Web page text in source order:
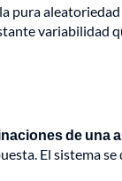
pura aleatoriedad
variabilidad
de una a
El sistema se